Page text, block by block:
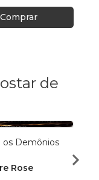
Comprar
de
os Demônios
Rose
R$